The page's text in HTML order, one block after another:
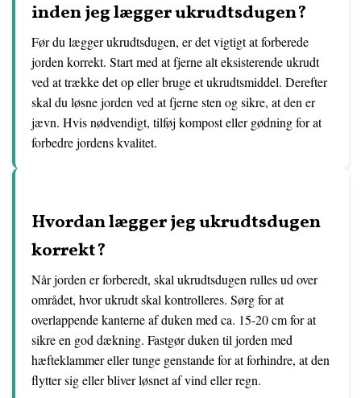
inden jeg lægger ukrudtsdugen?
Før du lægger ukrudtsdugen, er det vigtigt at forberede
jorden korrekt. Start med at fjerne alt eksisterende ukrudt
ved at trække det op eller bruge et ukrudtsmiddel. Derefter
skal du løsne jorden ved at fjerne sten og sikre, at den er
jævn. Hvis nødvendigt, tilføj kompost eller gødning for at
forbedre jordens kvalitet.
Hvordan lægger jeg ukrudtsdugen
korrekt?
Når jorden er forberedt, skal ukrudtsdugen rulles ud over
området, hvor ukrudt skal kontrolleres. Sørg for at
overlappende kanterne af duken med ca. 15-20 cm for at
sikre en god dækning. Fastgør duken til jorden med
hæfteklammer eller tunge genstande for at forhindre, at den
flytter sig eller bliver løsnet af vind eller regn.